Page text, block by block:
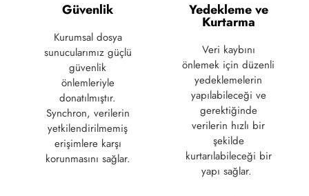
Güvenlik
Kurumsal dosya
sunucularımız güçlü
güvenlik
önlemleriyle
donatılmıştır.
Synchron, verilerin
yetkilendirilmemiş
erişimlere karşı
korunmasını sağlar.
Yedekleme ve
Kurtarma
Veri kaybını
önlemek için düzenli
yedeklemelerin
yapılabileceği ve
gerektiğinde
verilerin hızlı bir
şekilde
kurtarılabileceği bir
yapı sağlar.